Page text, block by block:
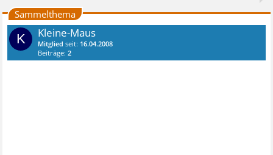
Sammelthema
K Kleine-Maus
Mitglied seit: 16.04.2008
Beiträge:2